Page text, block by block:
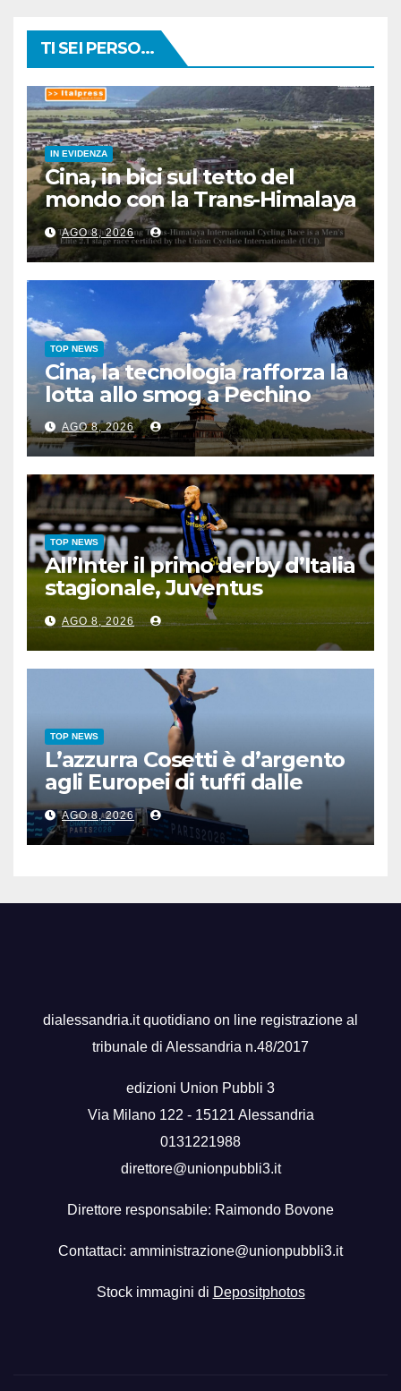
TI SEI PERSO...
IN EVIDENZA
Cina, in bici sul tetto del
mondo con la Trans-Himalaya
Race
AGO 8, 2026
TOP NEWS
Cina, la tecnologia rafforza la
lotta allo smog a Pechino
AGO 8, 2026
TOP NEWS
All’Inter il primo derby d’Italia
stagionale, Juventus
sconfitta 2-1
AGO 8, 2026
TOP NEWS
L’azzurra Cosetti è d’argento
agli Europei di tuffi dalle
grandi altezze
AGO 8, 2026
dialessandria.it quotidiano on line registrazione al
tribunale di Alessandria n.48/2017
edizioni Union Pubbli 3
Via Milano 122 - 15121 Alessandria
0131221988
direttore@unionpubbli3.it
Direttore responsabile: Raimondo Bovone
Contattaci: amministrazione@unionpubbli3.it
Stock immagini di Depositphotos